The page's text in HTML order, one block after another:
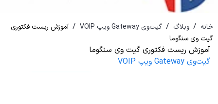
خانه / وبلاگ / گیت‌وی Gateway ویپ VOIP / آموزش ریست فکتوری
گیت وی سنگوما
آموزش ریست فکتوری گیت وی سنگوما
گیت‌وی Gateway ویپ VOIP